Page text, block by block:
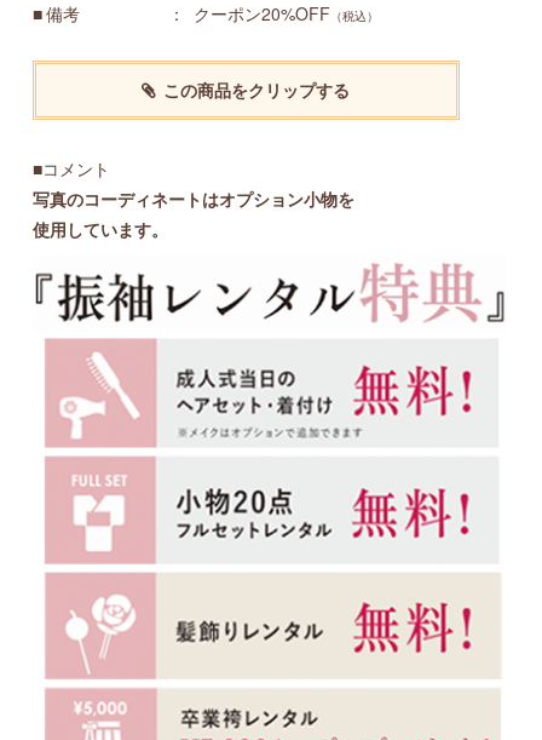
備考 クーポン20%OFF （税込）
この商品をクリップする
■コメント
写真のコーディネートはオプション小物を
使用しています。